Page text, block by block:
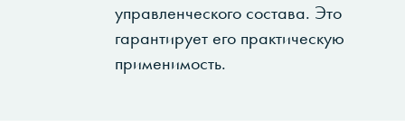
управленческого состава. Это
гарантирует его практическую
применимость.